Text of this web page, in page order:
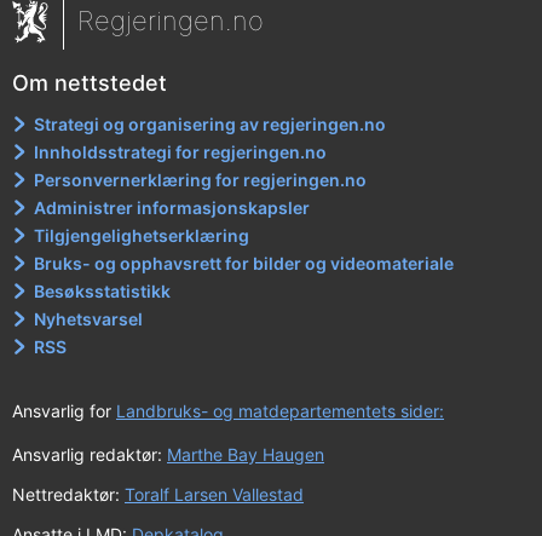
Regjeringen.no
Om nettstedet
Strategi og organisering av regjeringen.no
Innholdsstrategi for regjeringen.no
Personvernerklæring for regjeringen.no
Administrer informasjonskapsler
Tilgjengelighetserklæring
Bruks- og opphavsrett for bilder og videomateriale
Besøksstatistikk
Nyhetsvarsel
RSS
Ansvarlig for Landbruks- og matdepartementets sider:
Ansvarlig redaktør: Marthe Bay Haugen
Nettredaktør: Toralf Larsen Vallestad